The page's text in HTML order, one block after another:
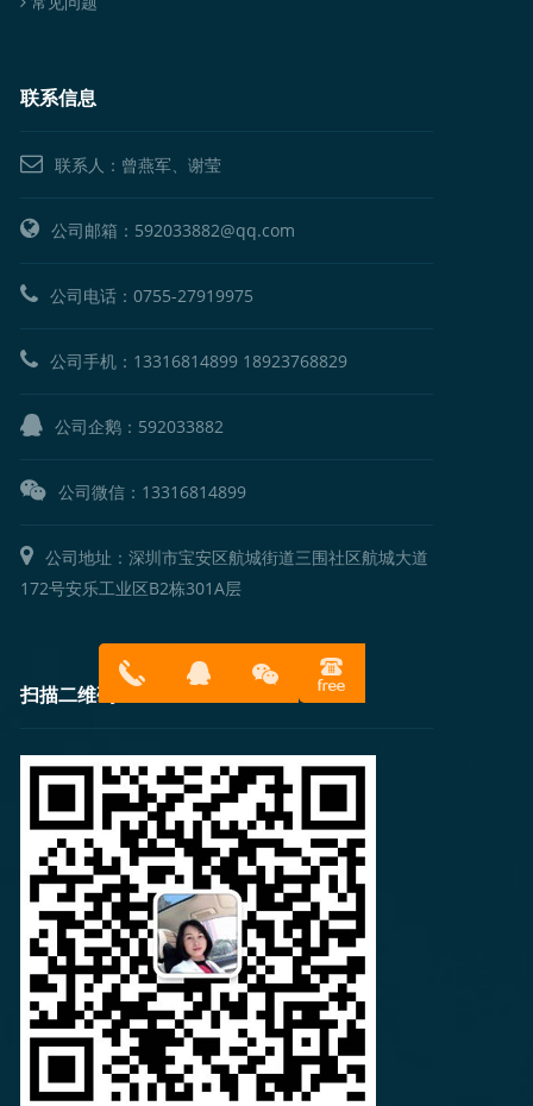
联系信息
联系人：曾燕军、谢莹
公司邮箱：592033882@qq.com
公司电话：0755-27919975
公司手机： 13316814899 18923768829
公司企鹅： 592033882
公司微信：13316814899
公司地址：深圳市宝安区航城街道三围社区航城大道
172号安乐工业区B2栋301A层
扫描二维码
899